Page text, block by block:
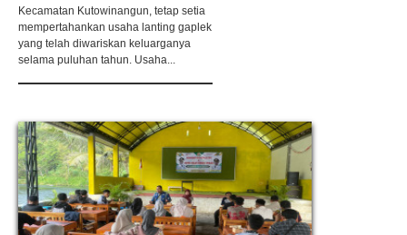
Kecamatan Kutowinangun, tetap setia
mempertahankan usaha lanting gaplek
yang telah diwariskan keluarganya
selama puluhan tahun. Usaha...